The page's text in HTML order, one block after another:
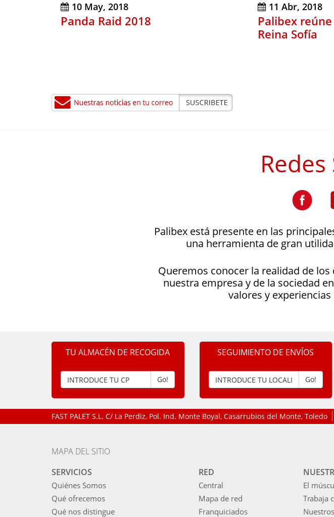
10 May, 2018
Panda Raid 2018
11 Abr, 2018
Palibex
Reina Sofía
Palibex está presente en las
una herramienta de gran
Queremos conocer la realidad de
nuestra empresa y de la sociedad
valores y
TU ALMACÉN DE RECOGIDA
Go!
SEGUIMIENTO DE ENVÍOS
Go!
FAST PALET S.L. C/ La Perdiz, Pol. Ind. Monte Boyal, Casarrubios del Monte, Toledo
MAPA DEL SITIO
SERVICIOS
Quiénes Somos
Qué ofrecemos
Qué nos distingue
RED
Central
Mapa de red
Franquiciados
El
Trabaja